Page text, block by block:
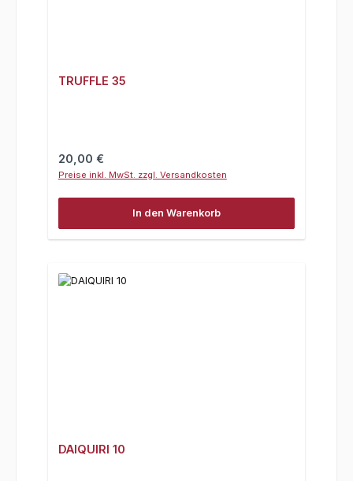
TRUFFLE 35
Regulärer Preis:
20,00 €
Preise inkl. MwSt. zzgl. Versandkosten
In den Warenkorb
DAIQUIRI 10